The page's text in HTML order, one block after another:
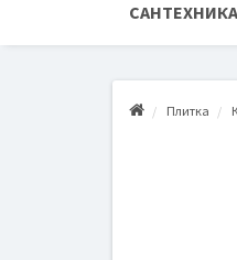
САНТЕХНИКА
Плитка